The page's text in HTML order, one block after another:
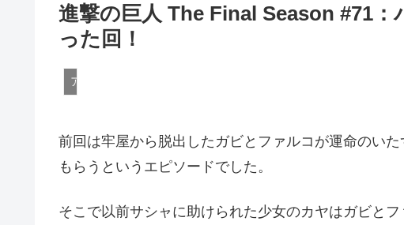
進撃の巨人 The Final Season #71
った回！
アニメ
前回は牢屋から脱出したガビとファルコが運命のい
もらうというエピソードでした。
そこで以前サシャに助けられた少女のカヤはガビと